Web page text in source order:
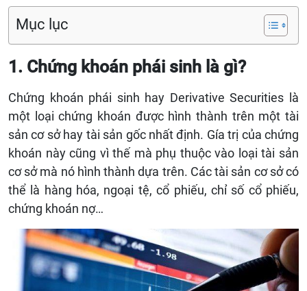
Mục lục
1. Chứng khoán phái sinh là gì?
Chứng khoán phái sinh hay Derivative Securities là
một loại chứng khoán được hình thành trên một tài
sản cơ sở hay tài sản gốc nhất định. Gía trị của chứng
khoán này cũng vì thế mà phụ thuộc vào loại tài sản
cơ sở mà nó hình thành dựa trên. Các tài sản cơ sở có
thể là hàng hóa, ngoại tệ, cổ phiếu, chỉ số cổ phiếu,
chứng khoán nợ…